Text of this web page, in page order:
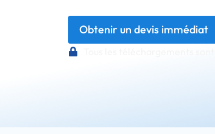
Obtenir un devis immédiat